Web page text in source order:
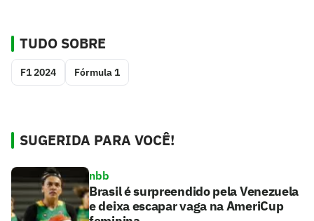
TUDO SOBRE
F1 2024 Fórmula 1
SUGERIDA PARA VOCÊ!
nbb
Brasil é surpreendido pela Venezuela
e deixa escapar vaga na AmeriCup